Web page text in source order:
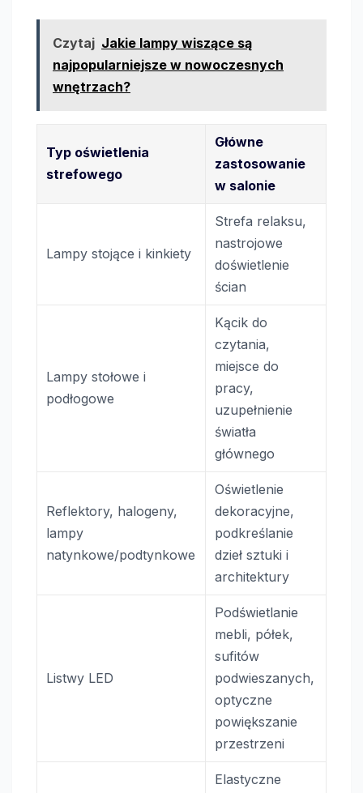
Czytaj Jakie lampy wiszące są
najpopularniejsze w nowoczesnych
wnętrzach?
Typ oświetlenia
strefowego
Główne
zastosowanie
w salonie
Lampy stojące i kinkiety
Strefa relaksu,
nastrojowe
doświetlenie
ścian
Lampy stołowe i
podłogowe
Kącik do
czytania,
miejsce do
pracy,
uzupełnienie
światła
głównego
Reflektory, halogeny,
lampy
natynkowe/podtynkowe
Oświetlenie
dekoracyjne,
podkreślanie
dzieł sztuki i
architektury
Listwy LED
Podświetlanie
mebli, półek,
sufitów
podwieszanych,
optyczne
powiększanie
przestrzeni
Elastyczne